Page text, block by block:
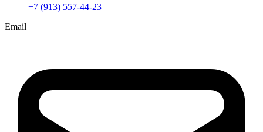
+7 (913) 557-44-23
Email